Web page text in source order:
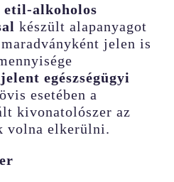
etil-alkoholos
készült alapanyagot
jelen is
egészségügyi
esetében a
kivonatolószer az
volna elkerülni.